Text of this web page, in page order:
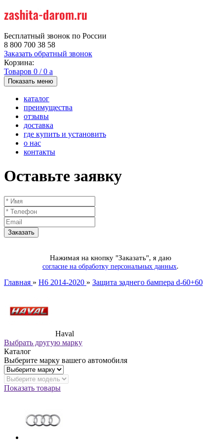
Бесплатный звонок по России
8 800 700 38 58
Заказать обратный звонок
Корзина:
Товаров 0 /0 a
Показать меню
каталог
преимущества
отзывы
доставка
где купить и установить
о нас
контакты
Оставьте заявку
Нажимая на кнопку "Заказать", я даю
согласие на обработку персональных данных.
Главная » H6 2014-2020 » Защита заднего бампера d-60+60
Haval
Выбрать другую марку
Каталог
Выберите марку вашего автомобиля
Показать товары